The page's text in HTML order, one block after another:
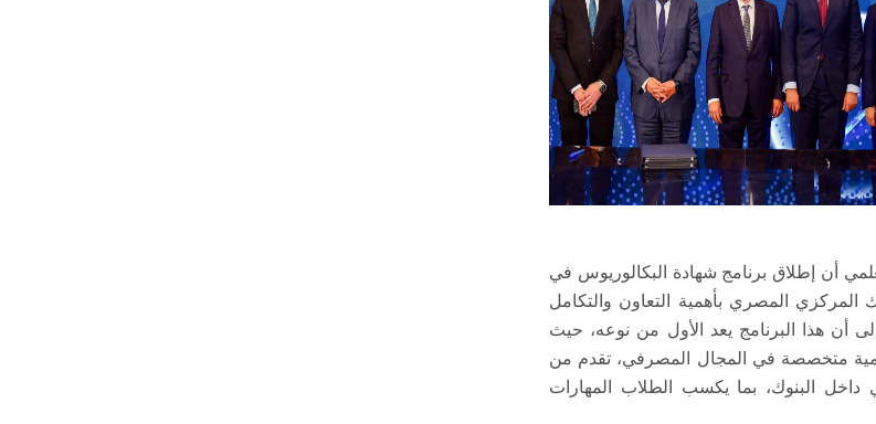
أن إطلاق برنامج شهادة البكالوريوس في
المركزي المصري بأهمية التعاون والتكامل
أن هذا البرنامج يعد الأول من نوعه، حيث
متخصصة في المجال المصرفي، تقدم من
البنوك، بما يكسب الطلاب المهارات